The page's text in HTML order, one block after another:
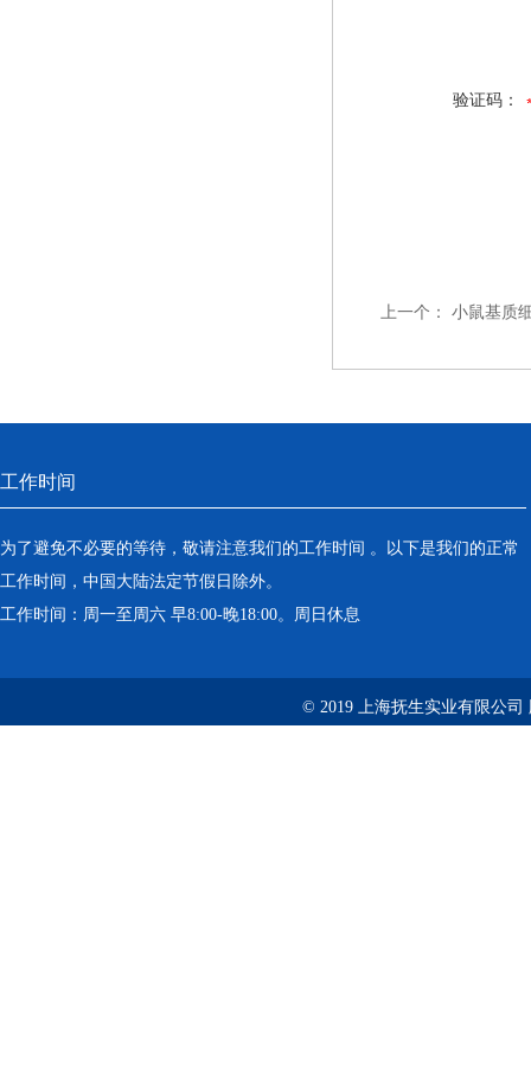
验证码：
上一个： 小鼠基质
工作时间
为了避免不必要的等待，敬请注意我们的工作时间 。以下是我们的正常
工作时间，中国大陆法定节假日除外。
工作时间：周一至周六 早8:00-晚18:00。周日休息
© 2019 上海抚生实业有限公司